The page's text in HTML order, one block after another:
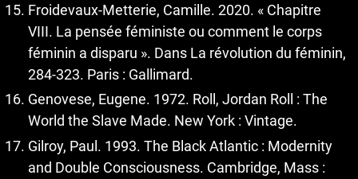
Froidevaux-Metterie, Camille. 2020. « Chapitre
VIII. La pensée féministe ou comment le corps
féminin a disparu ». Dans La révolution du féminin,
284-323. Paris : Gallimard.
Genovese, Eugene. 1972. Roll, Jordan Roll : The
World the Slave Made. New York : Vintage.
Gilroy, Paul. 1993. The Black Atlantic : Modernity
and Double Consciousness. Cambridge, Mass :